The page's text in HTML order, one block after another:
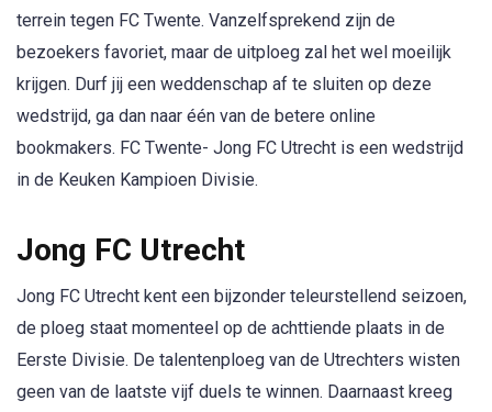
terrein tegen FC Twente. Vanzelfsprekend zijn de
bezoekers favoriet, maar de uitploeg zal het wel moeilijk
krijgen. Durf jij een weddenschap af te sluiten op deze
wedstrijd, ga dan naar één van de betere online
bookmakers. FC Twente- Jong FC Utrecht is een wedstrijd
in de Keuken Kampioen Divisie.
Jong FC Utrecht
Jong FC Utrecht kent een bijzonder teleurstellend seizoen,
de ploeg staat momenteel op de achttiende plaats in de
Eerste Divisie. De talentenploeg van de Utrechters wisten
geen van de laatste vijf duels te winnen. Daarnaast kreeg